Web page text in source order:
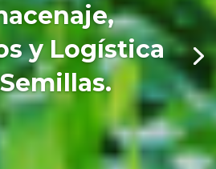
y Logística